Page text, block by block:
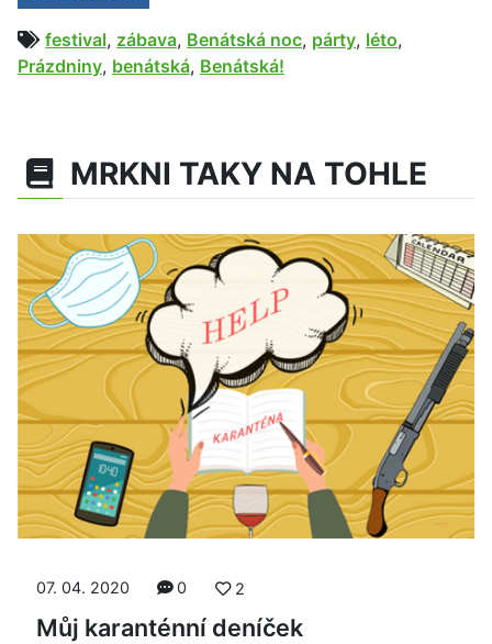
festival, zábava, Benátská noc, párty, léto,
Prázdniny, benátská, Benátská!
MRKNI TAKY NA TOHLE
07. 04. 2020 0 2
Můj karanténní deníček